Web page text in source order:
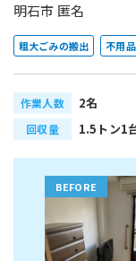
明石市 匿名
粗大ごみの搬出 不用
作業人数 2名
回収量 1.5トン1